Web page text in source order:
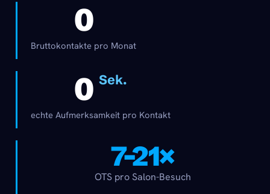
Bruttokontakte pro Monat
0
echte Aufmerksamkeit pro Kontakt
0 Sek.
7–21×
OTS pro Salon-Besuch